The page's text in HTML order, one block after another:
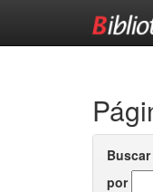
Buscar
por